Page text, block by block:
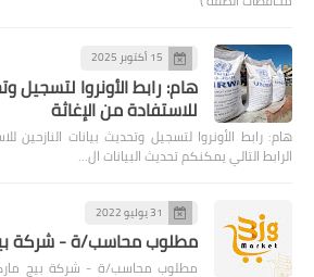
15 أكتوبر 2025
هام: رابط الأونروا لتسجيل
للاستفادة من الإغاثة
هام: رابط الأونروا لتسجيل وتحديث بيانات النازحين
الرابط التالي يمكنكم تحديث البيانات ال…
31 يوليو 2022
مطلوب محاسب/ة - شركة
مطلوب محاسب/ة - شركة بيج